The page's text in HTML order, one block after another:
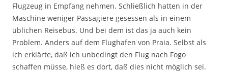
Flugzeug in Empfang nehmen. Schließlich hatten in der
Maschine weniger Passagiere gesessen als in einem
üblichen Reisebus. Und bei dem ist das ja auch kein
Problem. Anders auf dem Flughafen von Praia. Selbst als
ich erklärte, daß ich unbedingt den Flug nach Fogo
schaffen müsse, hieß es dort, daß dies nicht möglich sei.